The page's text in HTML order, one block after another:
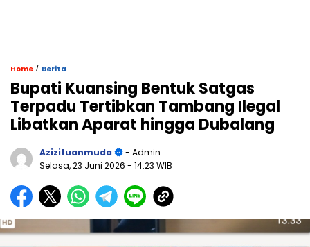
Home / Berita
Bupati Kuansing Bentuk Satgas
Terpadu Tertibkan Tambang Ilegal
Libatkan Aparat hingga Dubalang
Azizituanmuda
- Admin
Selasa, 23 Juni 2026 - 14:23 WIB